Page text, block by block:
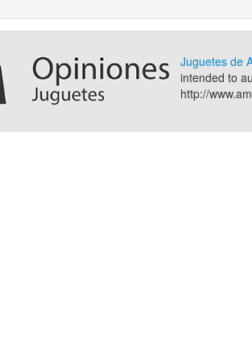
Juguetes de
intended to
http://